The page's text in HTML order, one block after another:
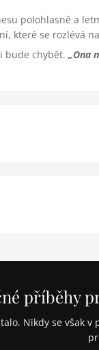
polohlasně a
které se rozlévá
bude chybět.
Ona
příběhy
Nikdy se však